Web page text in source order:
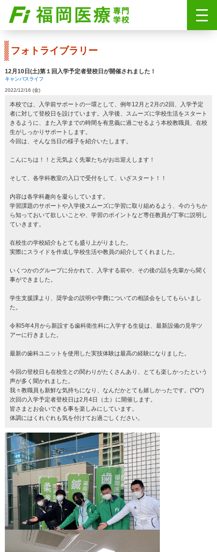
フォトライブラリー
12月10日(土)第１回入学予定者登校日が開催されました！
キャンパスライフ
2022/12/16 (金)
本校では、入学前サポートの一環として、例年12月と2月の2回、入学予定
者に対して登校日を設けています。入学後、スムーズに学校生活をスタート
きるように、また入学までの時間を有意義に過ごせるよう本校教職員、在校
生がしっかりサポートします。
今回は、そんな当日の様子を紹介いたします。
こんにちは！！と元気よく先輩たちがお出迎えします！
そして、各学科教室の入口で受付をして、いざスタート！！
内容は各学科趣向を凝らしています。
学習課題のサポートや入学後スムーズに学習に取り組めるよう、今のうちか
ら知っておいて欲しいことや、学習のポイントなど専任教員が丁寧に説明し
ていきます。
在校生の学校紹介もとても盛り上がりました。
実際にスライドを作成し学校生活や教員の紹介してくれました。
いくつかのグループに分かれて、入学する前や、その後の話を先輩から聞く
事ができました。
学生支援課より、奨学金の説明や学費についての相談会をしてもらいまし
た。
令和5年4月から新設する歯科衛生科に入学する生徒は、最新設備の見学ツ
アーに行きました。
最新の歯科ユニットを使用した実技体験は最高の経験になりました。
今回の登校日も在校生との関わりがたくさんあり、とても楽しかったという
声が多く聞かれました。
我々教職員も新鮮な気持ちになり、なんだかとても嬉しかったです。(^O^)
次回の入学予定者登校日は2月4日（土）に開催します。
皆さまとお会いできる事を楽しみにしています。
体調にはくれぐれも気を付けてお過ごしください。